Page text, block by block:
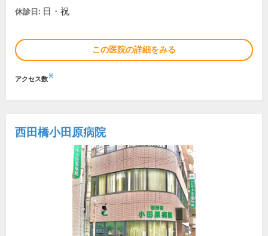
休診日: 日・祝
この医院の詳細をみる
アクセス数※
西田橋小田原病院